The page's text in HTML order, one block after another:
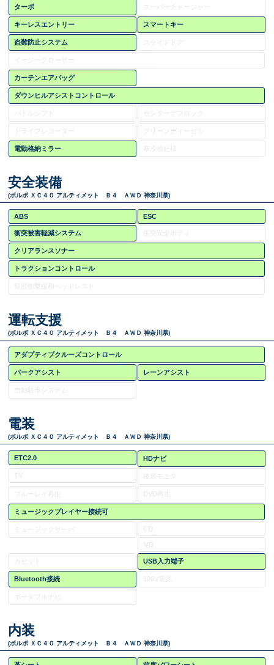
ターボ
キーレスエントリー スマートキー
盗難防止システム スライドドア
カーテンエアバッグ
ダウンヒルアシストコントロール
センターデフロック
ドライブレコーダー
電動格納ミラー 寒冷地仕様
安全装備
(ボルボ ＸＣ４０ アルティメット Ｂ４ ＡＷＤ 神奈川県)
ABS ESC
衝突被害軽減システム 衝突安全ボディ
クリアランスソナー
トラクションコントロール
頸部衝撃緩和ヘッドレスト
運転支援
(ボルボ ＸＣ４０ アルティメット Ｂ４ ＡＷＤ 神奈川県)
アダプティブクルーズコントロール
パークアシスト レーンアシスト
電装
(ボルボ ＸＣ４０ アルティメット Ｂ４ ＡＷＤ 神奈川県)
ETC2.0 HDナビ
TV 後席モニタ
DVD再生
ミュージックプレイヤー接続可
CD
MD
USB入力端子
Bluetooth接続 100V電源
ポータブルナビ
内装
(ボルボ ＸＣ４０ アルティメット Ｂ４ ＡＷＤ 神奈川県)